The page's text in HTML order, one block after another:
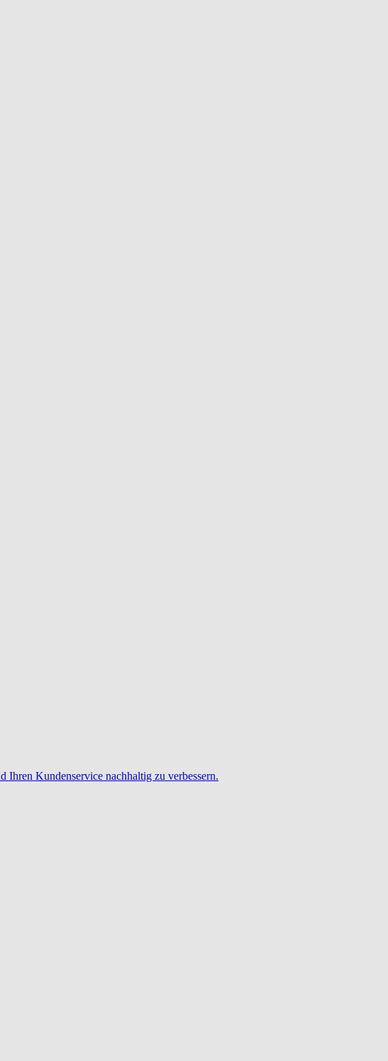
Kundenservice nachhaltig zu verbessern.